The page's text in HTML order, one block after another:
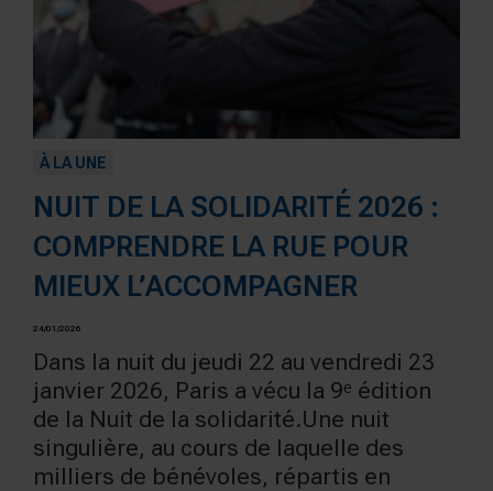
À LA UNE
NUIT DE LA SOLIDARITÉ 2026 :
COMPRENDRE LA RUE POUR
MIEUX L’ACCOMPAGNER
24/01/2026
Dans la nuit du jeudi 22 au vendredi 23
janvier 2026, Paris a vécu la 9ᵉ édition
de la Nuit de la solidarité.Une nuit
singulière, au cours de laquelle des
milliers de bénévoles, répartis en